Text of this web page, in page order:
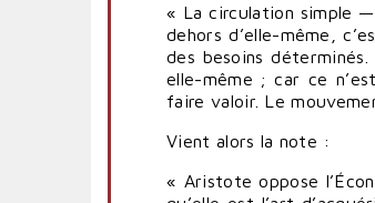
« La circulation simple
dehors d’elle-même,
des besoins
elle-même ; car ce
faire valoir. Le
Vient alors la note :
« Aristote oppose